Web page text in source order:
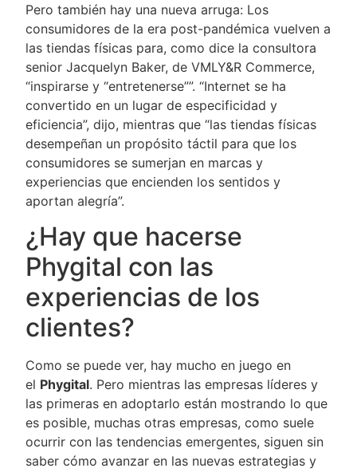
Pero también hay una nueva arruga: Los
consumidores de la era post-pandémica vuelven a
las tiendas físicas para, como dice la consultora
senior Jacquelyn Baker, de VMLY&R Commerce,
“inspirarse y “entretenerse””. “Internet se ha
convertido en un lugar de especificidad y
eficiencia”, dijo, mientras que “las tiendas físicas
desempeñan un propósito táctil para que los
consumidores se sumerjan en marcas y
experiencias que encienden los sentidos y
aportan alegría”.
¿Hay que hacerse
Phygital con las
experiencias de los
clientes?
Como se puede ver, hay mucho en juego en
el Phygital. Pero mientras las empresas líderes y
las primeras en adoptarlo están mostrando lo que
es posible, muchas otras empresas, como suele
ocurrir con las tendencias emergentes, siguen sin
saber cómo avanzar en las nuevas estrategias y